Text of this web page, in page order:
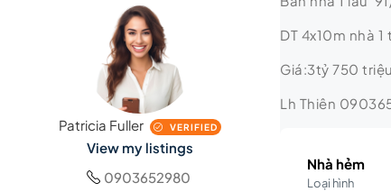
Patricia Fuller VERIFIED
View my listings
0903652980
DT 4x10m nhà 1
Giá:3tỷ 750 triệu
Lh Thiên
Nhà hẻm
Loại hình